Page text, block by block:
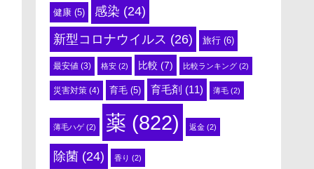
健康 (5) 感染 (24)
新型コロナウイルス (26) 旅行 (6)
最安値 (3) 格安 (2) 比較 (7) 比較ランキング (2)
災害対策 (4) 育毛 (5) 育毛剤 (11) 薄毛 (2)
薄毛ハゲ(2) 薬 (822) 返金 (2)
除菌 (24) 香り (2)